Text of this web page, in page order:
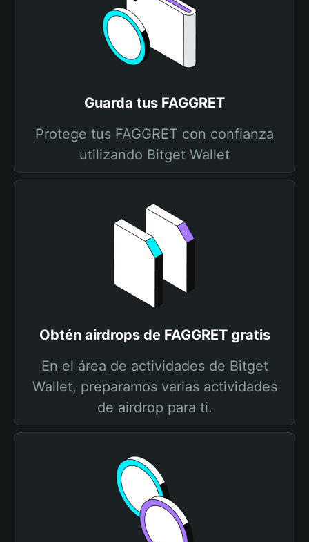
Guarda tus FAGGRET
Protege tus FAGGRET con confianza
utilizando Bitget Wallet
Obtén airdrops de FAGGRET gratis
En el área de actividades de Bitget
Wallet, preparamos varias actividades
de airdrop para ti.